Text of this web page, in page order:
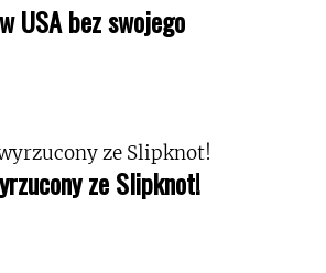
USA bez swojego
ze Slipknot!